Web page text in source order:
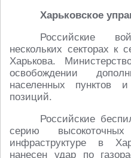
Харьковское
Российские
нескольких секторах к
Харькова.
освобождении
населенных пунктов
позиций.
Российские
серию
инфраструктуре в
нанесен удар по